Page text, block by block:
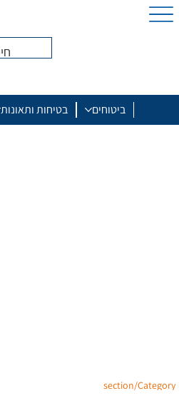
ביטוחים בטיחות ותאונות
section/Category